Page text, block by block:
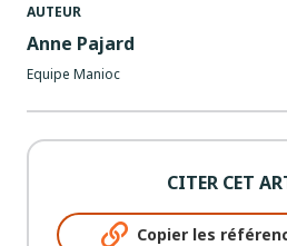
AUTEUR
Anne Pajard
Equipe Manioc
CITER CET
Copier les